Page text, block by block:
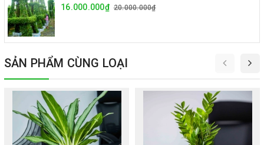
16.000.000₫ 20.000.000₫
SẢN PHẨM CÙNG LOẠI